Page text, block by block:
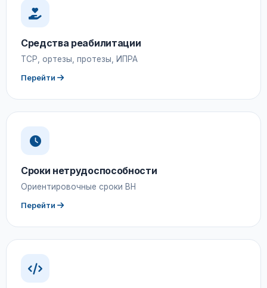
Средства реабилитации
ТСР, ортезы, протезы, ИПРА
Перейти
Сроки нетрудоспособности
Ориентировочные сроки ВН
Перейти